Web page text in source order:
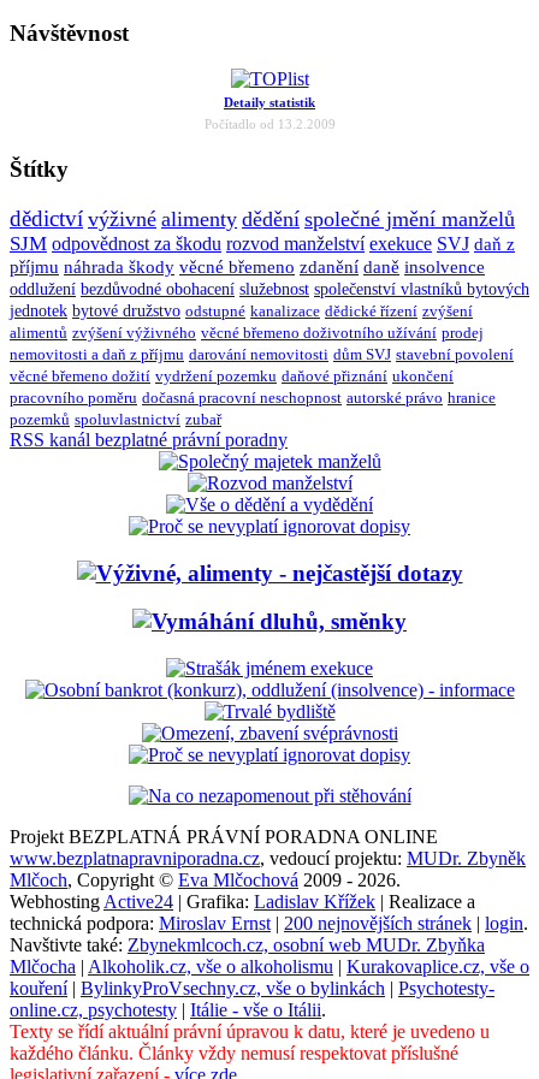
Návštěvnost
Detaily statistik
Počítadlo od 13.2.2009
Štítky
dědictví výživné alimenty dědění společné jmění manželů
SJM odpovědnost za škodu rozvod manželství exekuce SVJ daň z
příjmu náhrada škody věcné břemeno zdanění daně insolvence
oddlužení bezdůvodné obohacení služebnost společenství vlastníků bytových
jednotek bytové družstvo odstupné kanalizace dědické řízení zvýšení
alimentů zvýšení výživného věcné břemeno doživotního užívání prodej
nemovitosti a daň z příjmu darování nemovitosti dům SVJ stavební povolení
věcné břemeno dožití vydržení pozemku daňové přiznání ukončení
pracovního poměru dočasná pracovní neschopnost autorské právo hranice
pozemků spoluvlastnictví zubař
RSS kanál bezplatné právní poradny
Projekt BEZPLATNÁ PRÁVNÍ PORADNA ONLINE
www.bezplatnapravniporadna.cz, vedoucí projektu: MUDr. Zbyněk
Mlčoch, Copyright © Eva Mlčochová 2009 - 2026.
Webhosting Active24 | Grafika: Ladislav Křížek | Realizace a
technická podpora: Miroslav Ernst | 200 nejnovějších stránek | login.
Navštivte také: Zbynekmlcoch.cz, osobní web MUDr. Zbyňka
Mlčocha | Alkoholik.cz, vše o alkoholismu | Kurakovaplice.cz, vše o
kouření| BylinkyProVsechny.cz, vše o bylinkách | Psychotesty-
online.cz, psychotesty | Itálie - vše o Itálii.
Texty se řídí aktuální právní úpravou k datu, které je uvedeno u
každého článku. Články vždy nemusí respektovat příslušné
legislativní zařazení - více zde